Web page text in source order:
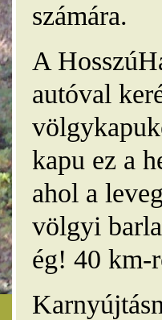
számára.
A
autóval
kapu ez a
ahol a
völgyi
ég! 40 km-